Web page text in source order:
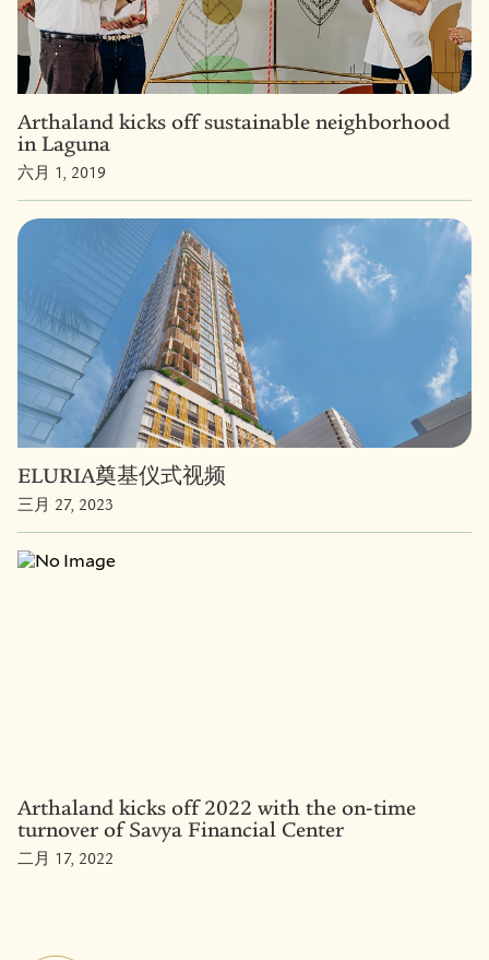
Arthaland kicks off sustainable neighborhood
in Laguna
六月 1, 2019
ELURIA奠基仪式视频
三月 27, 2023
Arthaland kicks off 2022 with the on-time
turnover of Savya Financial Center
二月 17, 2022